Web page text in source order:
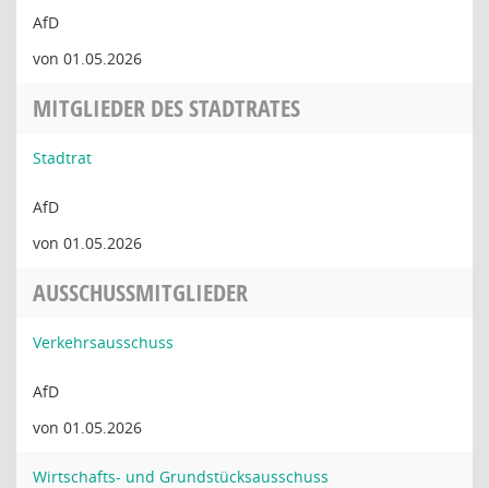
AfD
von 01.05.2026
MITGLIEDER DES STADTRATES
Stadtrat
AfD
von 01.05.2026
AUSSCHUSSMITGLIEDER
Verkehrsausschuss
AfD
von 01.05.2026
Wirtschafts- und Grundstücksausschuss